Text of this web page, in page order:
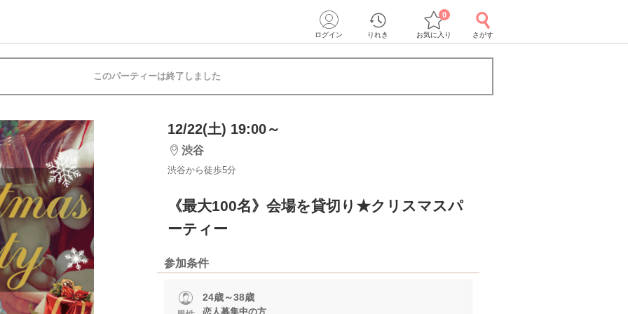
ログイン りれき お気に入り
0
さがす
このパーティーは終了しました
12/22(土) 19:00～
渋谷
渋谷から徒歩5分
《最大100名》会場を貸切り★クリスマスパ
ーティー
参加条件
24歳～38歳
恋人募集中の方